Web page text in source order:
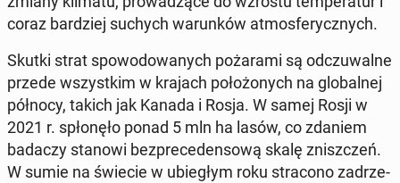
coraz bar­dziej suchych wa­run­ków at­mos­fe­rycz­nych.
Skutki strat spo­wo­do­wa­nych po­ża­ra­mi są od­czu­wal­ne
przede wszyst­kim w krajach po­ło­żo­nych na glo­bal­nej
północy, takich jak Kanada i Rosja. W samej Rosji w
2021 r. spło­nę­ło ponad 5 mln ha lasów, co zdaniem
badaczy stanowi bez­pre­ce­den­so­wą skalę znisz­czeń.
W sumie na świecie w ubie­głym roku stra­co­no za­drze­